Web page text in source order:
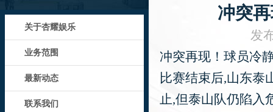
关于杏耀娱乐
业务范围
最新动态
联系我们
冲突
发
冲突再现！球员冷
比赛结束后,山东泰
止,但泰山队仍陷入